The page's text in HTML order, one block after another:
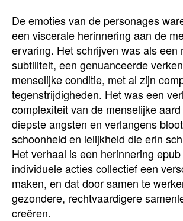
De emoties van de personages
een viscerale herinnering aan de
ervaring. Het schrijven was als een
subtiliteit, een genuanceerde
menselijke conditie, met al zijn
tegenstrijdigheden. Het was een
complexiteit van de menselijke
diepste angsten en verlangens
schoonheid en lelijkheid die erin
Het verhaal is een herinnering
individuele acties collectief een
maken, en dat door samen te
gezondere, rechtvaardigere
creëren.